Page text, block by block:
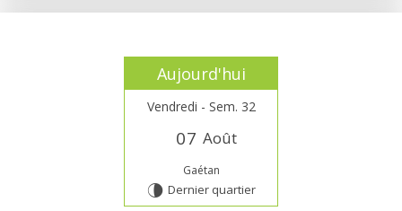
Aujourd'hui
Vendredi - Sem. 32
07 Août
Gaétan
U Dernier quartier